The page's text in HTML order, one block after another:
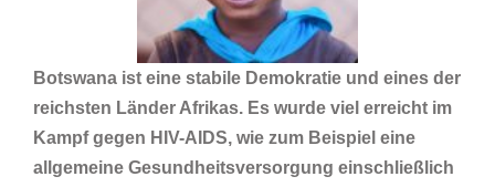
Botswana ist eine stabile Demokratie und eines der
reichsten Länder Afrikas. Es wurde viel erreicht im
Kampf gegen HIV-AIDS, wie zum Beispiel eine
allgemeine Gesundheitsversorgung einschließlich